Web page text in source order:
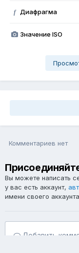
f Диафрагма
Значение ISO
Комментариев нет
Вы можете написать
у вас есть аккаунт,
имени своего
Добавить